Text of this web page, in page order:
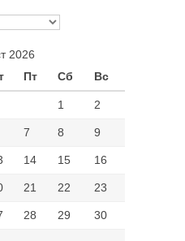
2026
Пт Сб Вс
1 2
7 8 9
14 15 16
21 22 23
28 29 30